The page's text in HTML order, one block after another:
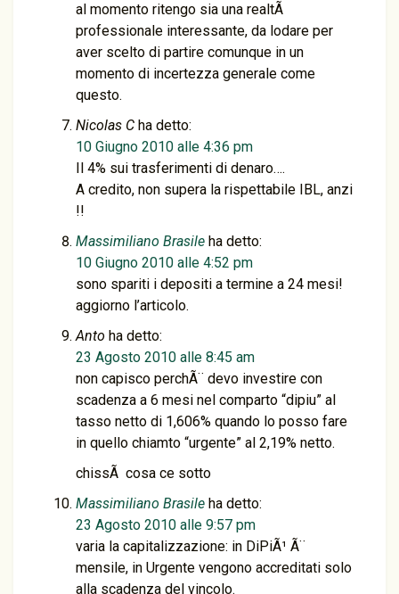
al momento ritengo sia una realtÃ
professionale interessante, da lodare per
aver scelto di partire comunque in un
momento di incertezza generale come
questo.
Nicolas C ha detto:
10 Giugno 2010 alle 4:36 pm
Il 4% sui trasferimenti di denaro….
A credito, non supera la rispettabile IBL, anzi
!!
Massimiliano Brasile ha detto:
10 Giugno 2010 alle 4:52 pm
sono spariti i depositi a termine a 24 mesi!
aggiorno l’articolo.
Anto ha detto:
23 Agosto 2010 alle 8:45 am
non capisco perchÃ¨ devo investire con
scadenza a 6 mesi nel comparto “dipiu” al
tasso netto di 1,606% quando lo posso fare
in quello chiamto “urgente” al 2,19% netto.
chissÃ cosa ce sotto
Massimiliano Brasile ha detto:
23 Agosto 2010 alle 9:57 pm
varia la capitalizzazione: in DiPiÃ¹ Ã¨
mensile, in Urgente vengono accreditati solo
alla scadenza del vincolo.